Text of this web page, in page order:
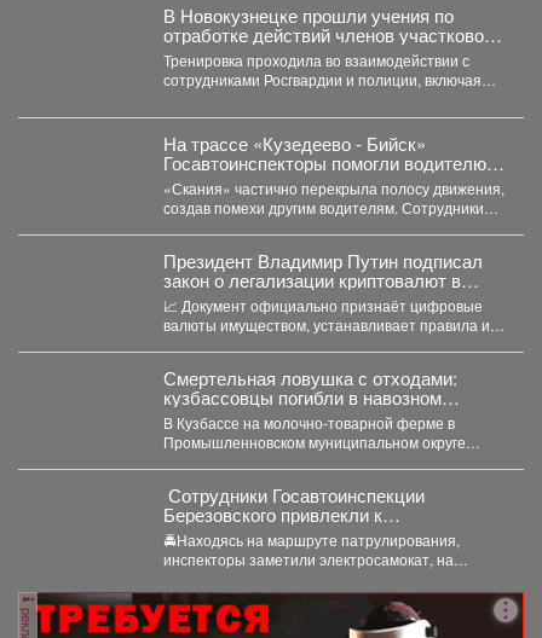
В Новокузнецке прошли учения по
отработке действий членов участковой
избирательной комиссии в нештатных
ситуациях на предстоящих выборах.
Тренировка проходила во взаимодействии с
сотрудниками Росгвардии и полиции, включая
На трассе «Кузедеево - Бийск»
Госавтоинспекторы помогли водителю
застрявшего в кювете грузовика.
«Скания» частично перекрыла полосу движения,
создав помехи другим водителям. Сотрудники
Президент Владимир Путин подписал
закон о легализации криптовалют в
России.
📈 Документ официально признаёт цифровые
валюты имуществом, устанавливает правила их
Смертельная ловушка с отходами:
кузбассовцы погибли в навозном
котловане
В Кузбассе на молочно-товарной ферме в
Промышленновском муниципальном округе
‍ Сотрудники Госавтоинспекции
Березовского привлекли к
ответственности водителя
электросамоката, который перевозил
ребенка
🚔Находясь на маршруте патрулирования,
инспекторы заметили электросамокат, на
мотошлемов....